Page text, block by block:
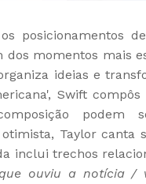
posicionamentos
momentos mais
ideias e
Swift
podem
Taylor canta
inclui trechos
ouviu a notícia /